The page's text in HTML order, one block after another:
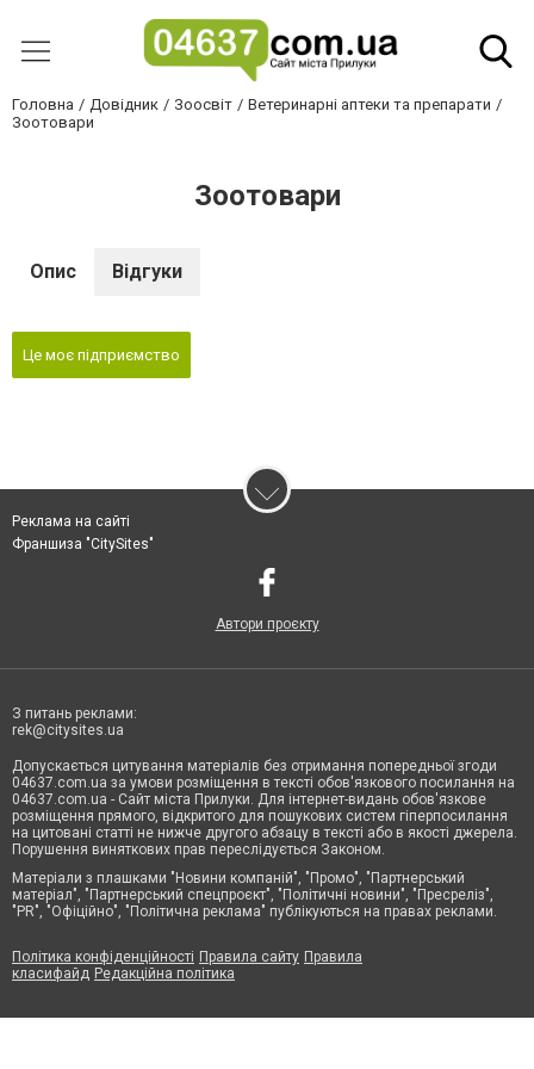
Головна Довідник Зоосвіт
Ветеринарні аптеки та препарати
Зоотовари
Зоотовари
Опис Відгуки
Це моє підприємство
Реклама на сайті
Франшиза "CitySites"
Автори проєкту
З питань реклами:
rek@citysites.ua
Допускається цитування матеріалів без отримання попередньої згоди
04637.com.ua за умови розміщення в тексті обов'язкового посилання на
04637.com.ua - Сайт міста Прилуки. Для інтернет-видань обов'язкове
розміщення прямого, відкритого для пошукових систем гіперпосилання
на цитовані статті не нижче другого абзацу в тексті або в якості джерела.
Порушення виняткових прав переслідується Законом.
Матеріали з плашками "Новини компаній", "Промо", "Партнерський
матеріал", "Партнерський спецпроєкт", "Політичні новини", "Пресреліз",
"PR", "Офіційно", "Політична реклама" публікуються на правах реклами.
Політика конфіденційності Правила сайту Правила
класифайд Редакційна політика